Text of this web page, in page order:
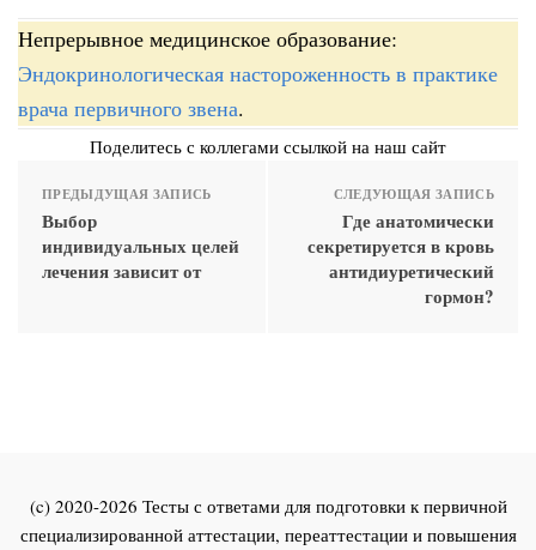
Непрерывное медицинское образование:
Эндокринологическая настороженность в практике
врача первичного звена.
Поделитесь с коллегами ссылкой на наш сайт
ПРЕДЫДУЩАЯ ЗАПИСЬ
Выбор
индивидуальных целей
лечения зависит от
СЛЕДУЮЩАЯ ЗАПИСЬ
Где анатомически
секретируется в кровь
антидиуретический
гормон?
(c) 2020-2026 Тесты с ответами для подготовки к первичной
специализированной аттестации, переаттестации и повышения